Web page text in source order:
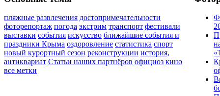
пляжные развлечения достопримечательности
фоторепортаж погода экстрим транспорт фестивали
выставки события искусство ближайшие события и
праздники Крыма оздоровление статистика спорт
новый курортный сезон реконструкции история,
антиквариат Статьи наших партнёров официоз кино
все метки